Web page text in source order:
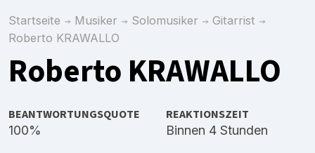
Startseite Musiker Solomusiker
Gitarrist
Roberto KRAWALLO
Roberto KRAWALLO
BEANTWORTUNGSQUOTE
100%
REAKTIONSZEIT
Binnen 4 Stunden